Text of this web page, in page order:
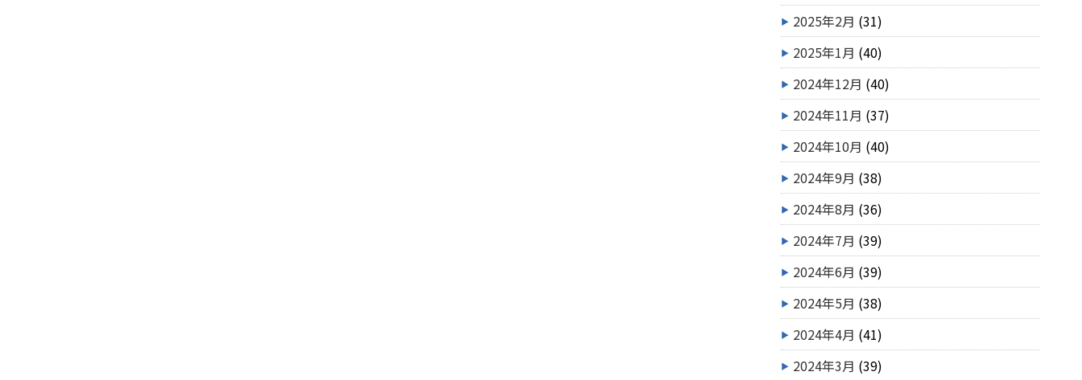
2025年2月 (31)
2025年1月 (40)
2024年12月 (40)
2024年11月 (37)
2024年10月 (40)
2024年9月 (38)
2024年8月 (36)
2024年7月 (39)
2024年6月 (39)
2024年5月 (38)
2024年4月 (41)
2024年3月 (39)